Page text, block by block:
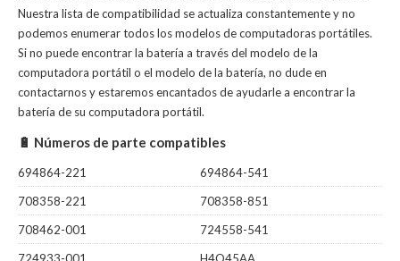
Nuestra lista de compatibilidad se actualiza constantemente y no
podemos enumerar todos los modelos de computadoras portátiles.
Si no puede encontrar la batería a través del modelo de la
computadora portátil o el modelo de la batería, no dude en
contactarnos y estaremos encantados de ayudarle a encontrar la
batería de su computadora portátil.
🔋 Números de parte compatibles
694864-221
694864-541
708358-221
708358-851
708462-001
724558-541